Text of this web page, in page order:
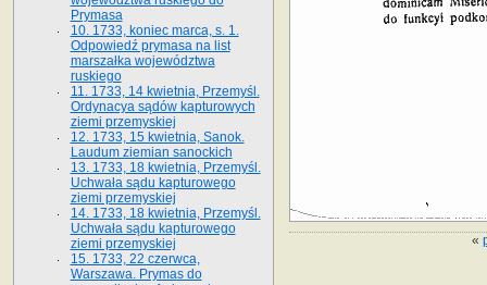
«
Prymasa
10. 1733, koniec marca, s. 1.
Odpowiedź prymasa na list
marszałka województwa
ruskiego
11. 1733, 14 kwietnia, Przemyśl.
Ordynacya sądów kapturowych
ziemi przemyskiej
12. 1733, 15 kwietnia, Sanok.
Laudum ziemian sanockich
13. 1733, 18 kwietnia, Przemyśl.
Uchwała sądu kapturowego
ziemi przemyskiej
14. 1733, 18 kwietnia, Przemyśl.
Uchwała sądu kapturowego
ziemi przemyskiej
15. 1733, 22 czerwca,
Warszawa. Prymas do